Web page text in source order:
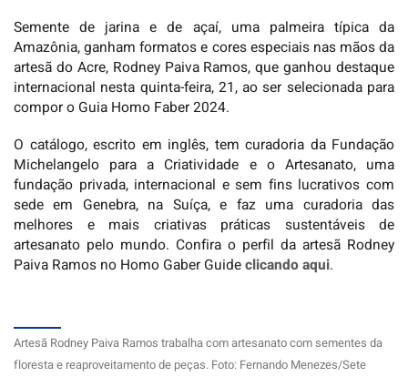
Semente de jarina e de açaí, uma palmeira típica da
Amazônia, ganham formatos e cores especiais nas mãos da
artesã do Acre, Rodney Paiva Ramos, que ganhou destaque
internacional nesta quinta-feira, 21, ao ser selecionada para
compor o Guia Homo Faber 2024.
O catálogo, escrito em inglês, tem curadoria da Fundação
Michelangelo para a Criatividade e o Artesanato, uma
fundação privada, internacional e sem fins lucrativos com
sede em Genebra, na Suíça, e faz uma curadoria das
melhores e mais criativas práticas sustentáveis de
artesanato pelo mundo. Confira o perfil da artesã Rodney
Paiva Ramos no Homo Gaber Guideclicando aqui.
Artesã Rodney Paiva Ramos trabalha com artesanato com sementes da
floresta e reaproveitamento de peças. Foto: Fernando Menezes/Sete